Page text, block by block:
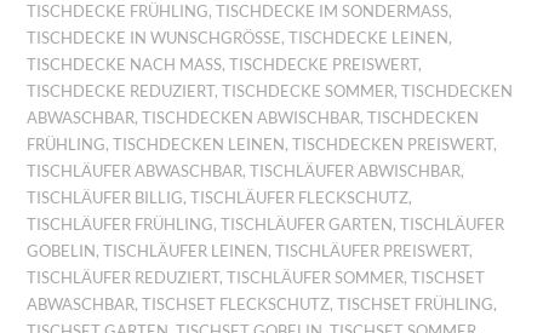
TISCHDECKE FRÜHLING,TISCHDECKE IM SONDERMASS ,
TISCHDECKE IN WUNSCHGRÖSSE ,TISCHDECKE LEINEN ,
TISCHDECKE NACH MASS ,TISCHDECKE PREISWERT,
TISCHDECKE REDUZIERT,TISCHDECKE SOMMER,TISCHDECKEN
ABWASCHBAR,TISCHDECKEN ABWISCHBAR,TISCHDECKEN
FRÜHLING,TISCHDECKEN LEINEN ,TISCHDECKEN PREISWERT,
TISCHLÄUFER ABWASCHBAR,TISCHLÄUFER ABWISCHBAR,
TISCHLÄUFER BILLIG,TISCHLÄUFER FLECKSCHUTZ,
TISCHLÄUFER FRÜHLING,TISCHLÄUFER GARTEN ,TISCHLÄUFER
GOBELIN ,TISCHLÄUFER LEINEN ,TISCHLÄUFER PREISWERT,
TISCHLÄUFER REDUZIERT,TISCHLÄUFER SOMMER,TISCHSET
ABWASCHBAR,TISCHSET FLECKSCHUTZ,TISCHSET FRÜHLING,